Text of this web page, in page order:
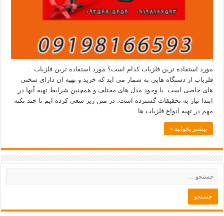
مورد استفاده ترین فلزیاب کدام است؟ مورد استفاده ترین فلزیاب :
فلزیاب از دستگاه هایی به شمار می آید که خرید و تهیه آن دارای سختی
های خاصی است. با وجود مدل های مختلف و همچنین شرایط تهیه آنها در
ابتدا نیاز به تحقیقات گسترده است. در متن زیر سعی کرده ایم تا چند نکته
مهم در تهیه انواع فلزیاب ها …
بیشتر بخوانید »